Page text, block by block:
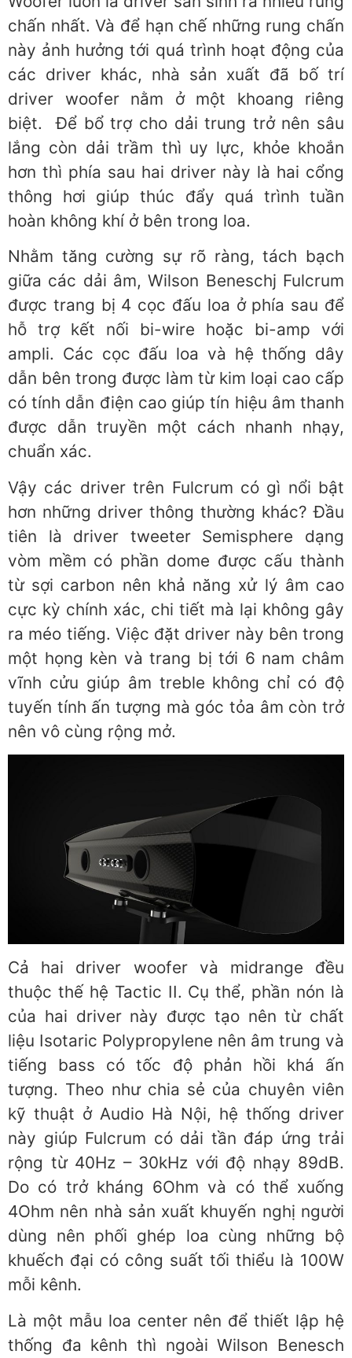
chấn nhất. Và để hạn chế những rung chấn
này ảnh hưởng tới quá trình hoạt động của
các driver khác, nhà sản xuất đã bố trí
driver woofer nằm ở một khoang riêng
biệt. Để bổ trợ cho dải trung trở nên sâu
lắng còn dải trầm thì uy lực, khỏe khoắn
hơn thì phía sau hai driver này là hai cổng
thông hơi giúp thúc đẩy quá trình tuần
hoàn không khí ở bên trong loa.
Nhằm tăng cường sự rõ ràng, tách bạch
giữa các dải âm, Wilson Beneschj Fulcrum
được trang bị 4 cọc đấu loa ở phía sau để
hỗ trợ kết nối bi-wire hoặc bi-amp với
ampli. Các cọc đấu loa và hệ thống dây
dẫn bên trong được làm từ kim loại cao cấp
có tính dẫn điện cao giúp tín hiệu âm thanh
được dẫn truyền một cách nhanh nhạy,
chuẩn xác.
Vậy các driver trên Fulcrum có gì nổi bật
hơn những driver thông thường khác? Đầu
tiên là driver tweeter Semisphere dạng
vòm mềm có phần dome được cấu thành
từ sợi carbon nên khả năng xử lý âm cao
cực kỳ chính xác, chi tiết mà lại không gây
ra méo tiếng. Việc đặt driver này bên trong
một họng kèn và trang bị tới 6 nam châm
vĩnh cửu giúp âm treble không chỉ có độ
tuyến tính ấn tượng mà góc tỏa âm còn trở
nên vô cùng rộng mở.
Cả hai driver woofer và midrange đều
thuộc thế hệ Tactic II. Cụ thể, phần nón là
của hai driver này được tạo nên từ chất
liệu Isotaric Polypropylene nên âm trung và
tiếng bass có tốc độ phản hồi khá ấn
tượng. Theo như chia sẻ của chuyên viên
kỹ thuật ở Audio Hà Nội, hệ thống driver
này giúp Fulcrum có dải tần đáp ứng trải
rộng từ 40Hz – 30kHz với độ nhạy 89dB.
Do có trở kháng 6Ohm và có thể xuống
4Ohm nên nhà sản xuất khuyến nghị người
dùng nên phối ghép loa cùng những bộ
khuếch đại có công suất tối thiểu là 100W
mỗi kênh.
Là một mẫu loa center nên để thiết lập hệ
thống đa kênh thì ngoài Wilson Benesch